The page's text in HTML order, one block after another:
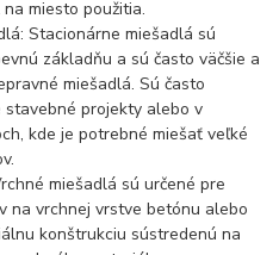
miesto použitia.
Stacionárne miešadlá sú
základňu a sú často väčšie a
miešadlá. Sú často
stavebné projekty alebo v
kde je potrebné miešať veľké
miešadlá sú určené pre
na vrchnej vrstve betónu alebo
konštrukciu sústredenú na